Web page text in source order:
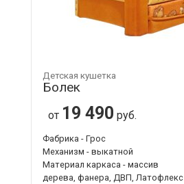
Детская кушетка
Болек
от 19 490 руб.
Фабрика - Грос
Механизм - выкатной
Материал каркаса - массив
дерева, фанера, ДВП, Латофлекс